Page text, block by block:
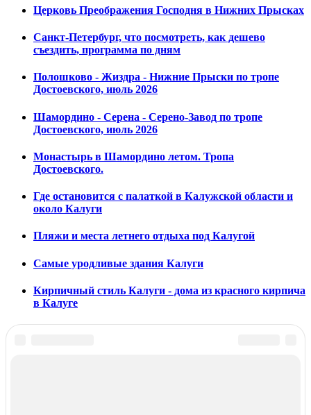
Церковь Преображения Господня в Нижних Прысках
Санкт-Петербург, что посмотреть, как дешево
съездить, программа по дням
Полошково - Жиздра - Нижние Прыски по тропе
Достоевского, июль 2026
Шамордино - Серена - Серено-Завод по тропе
Достоевского, июль 2026
Монастырь в Шамордино летом. Тропа
Достоевского.
Где остановится с палаткой в Калужской области и
около Калуги
Пляжи и места летнего отдыха под Калугой
Самые уродливые здания Калуги
Кирпичный стиль Калуги - дома из красного кирпича
в Калуге